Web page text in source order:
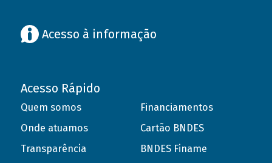
Acesso à informação
Acesso Rápido
Quem somos
Onde atuamos
Transparência
Financiamentos
Cartão BNDES
BNDES Finame